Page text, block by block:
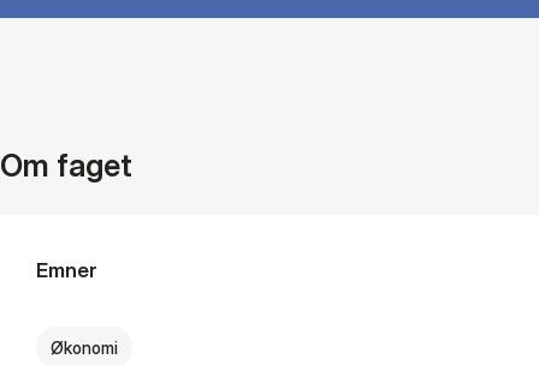
Om faget
Emner
Økonomi